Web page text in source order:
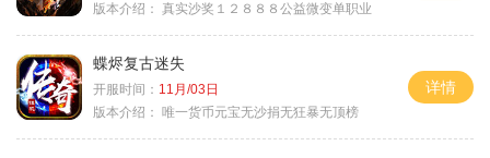
版本介绍： 真实沙奖１２８８８公益微变单职业
蝶烬复古迷失
开服时间： 11月/03日
版本介绍： 唯一货币元宝无沙捐无狂暴无顶榜
详情